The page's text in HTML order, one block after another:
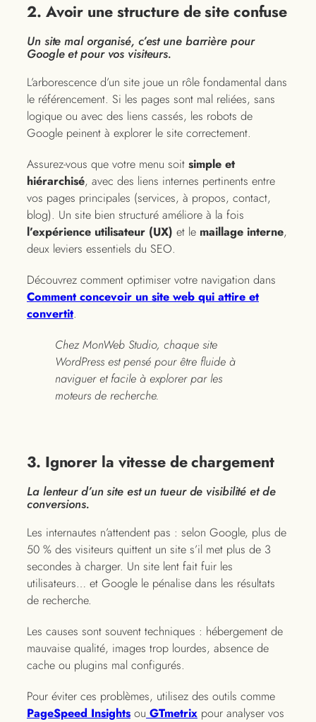
2. Avoir une structure de site confuse
Un site mal organisé, c’est une barrière pour
Google et pour vos visiteurs.
L’arborescence d’un site joue un rôle fondamental dans
le référencement. Si les pages sont mal reliées, sans
logique ou avec des liens cassés, les robots de
Google peinent à explorer le site correctement.
Assurez-vous que votre menu soit simple et
hiérarchisé, avec des liens internes pertinents entre
vos pages principales (services, à propos, contact,
blog). Un site bien structuré améliore à la fois
l’expérience utilisateur (UX) et le maillage interne,
deux leviers essentiels du SEO.
Découvrez comment optimiser votre navigation dans
Comment concevoir un site web qui attire et
convertit.
Chez MonWeb Studio, chaque site
WordPress est pensé pour être fluide à
naviguer et facile à explorer par les
moteurs de recherche.
3. Ignorer la vitesse de chargement
La lenteur d’un site est un tueur de visibilité et de
conversions.
Les internautes n’attendent pas : selon Google, plus de
50 % des visiteurs quittent un site s’il met plus de 3
secondes à charger. Un site lent fait fuir les
utilisateurs… et Google le pénalise dans les résultats
de recherche.
Les causes sont souvent techniques : hébergement de
mauvaise qualité, images trop lourdes, absence de
cache ou plugins mal configurés.
Pour éviter ces problèmes, utilisez des outils comme
PageSpeed Insights ou GTmetrix pour analyser vos